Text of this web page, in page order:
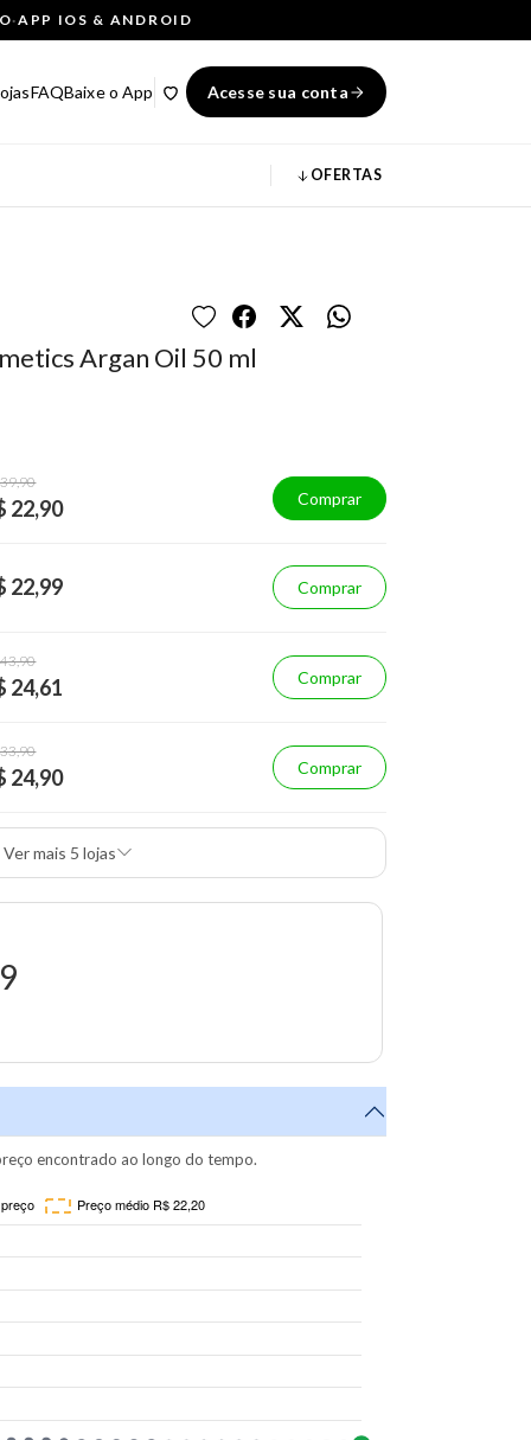
·APP IOS & ANDROID
FAQBaixe o App Acesse sua conta
OFERTAS
Argan Oil 50 ml
22,90 Comprar
22,99 Comprar
24,61 Comprar
24,90 Comprar
Ver mais 5 lojas
encontrado ao longo do tempo.